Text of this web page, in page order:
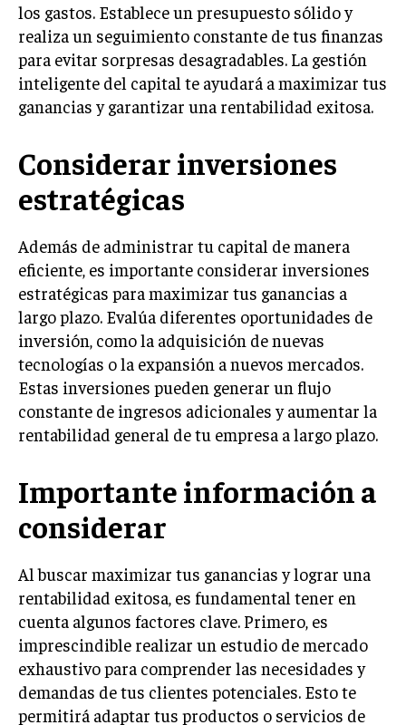
los gastos. Establece un presupuesto sólido y
realiza un seguimiento constante de tus finanzas
para evitar sorpresas desagradables. La gestión
inteligente del capital te ayudará a maximizar tus
ganancias y garantizar una rentabilidad exitosa.
Considerar inversiones
estratégicas
Además de administrar tu capital de manera
eficiente, es importante considerar inversiones
estratégicas para maximizar tus ganancias a
largo plazo. Evalúa diferentes oportunidades de
inversión, como la adquisición de nuevas
tecnologías o la expansión a nuevos mercados.
Estas inversiones pueden generar un flujo
constante de ingresos adicionales y aumentar la
rentabilidad general de tu empresa a largo plazo.
Importante información a
considerar
Al buscar maximizar tus ganancias y lograr una
rentabilidad exitosa, es fundamental tener en
cuenta algunos factores clave. Primero, es
imprescindible realizar un estudio de mercado
exhaustivo para comprender las necesidades y
demandas de tus clientes potenciales. Esto te
permitirá adaptar tus productos o servicios de